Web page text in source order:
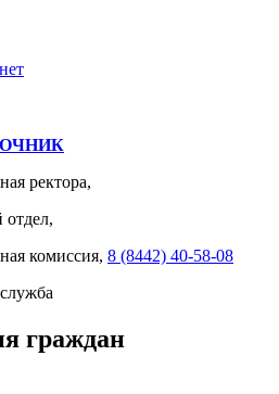
ректора,
комиссия, 8 (8442) 40-58-08
граждан